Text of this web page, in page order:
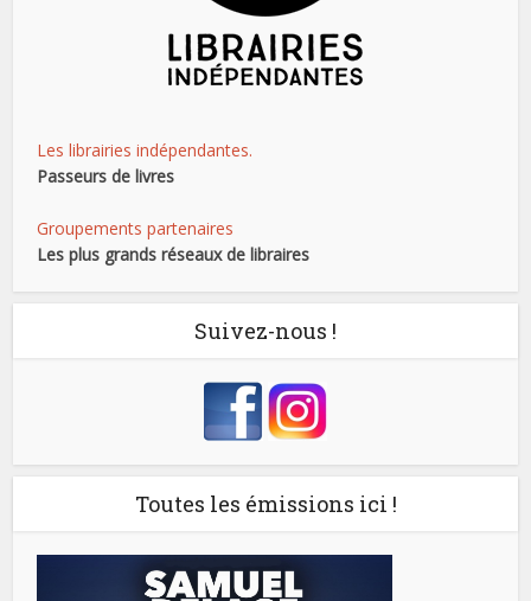
Les librairies indépendantes.
Passeurs de livres
Groupements partenaires
Les plus grands réseaux de libraires
Suivez-nous !
Toutes les émissions ici !